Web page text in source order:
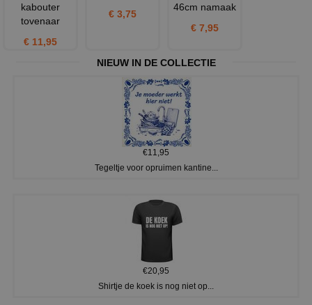
kabouter
tovenaar
€ 11,95
€ 3,75
46cm namaak
€ 7,95
NIEUW IN DE COLLECTIE
€11,95
Tegeltje voor opruimen kantine...
€20,95
Shirtje de koek is nog niet op...